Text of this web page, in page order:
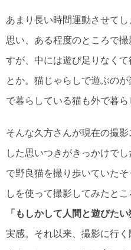
あまり長い時間運動させて
思い、ある程度のところで
すが、中には遊び足りなく
とか。猫じゃらしで遊ぶの
で暮らしている猫も外で暮ら
そんな久方さんが現在の撮
した思いつきがきっかけで
で野良猫を撮り歩いていた
しを使って撮影してみたと
「もしかして人間と遊びた
実感。それ以来、撮影に行